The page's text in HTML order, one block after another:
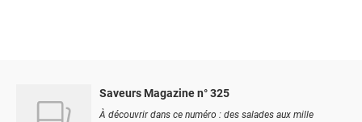
Saveurs Magazine n° 325
À découvrir dans ce numéro : des salades aux mille